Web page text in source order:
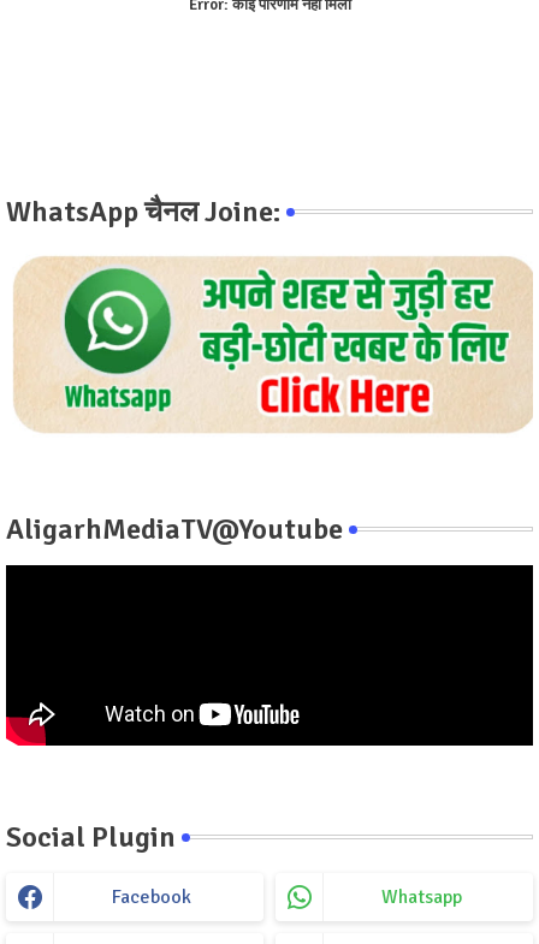
Error:कोई परिणाम नहीं मिला
WhatsApp चैनल Joine:
AligarhMediaTV@Youtube
Social Plugin
Facebook Whatsapp